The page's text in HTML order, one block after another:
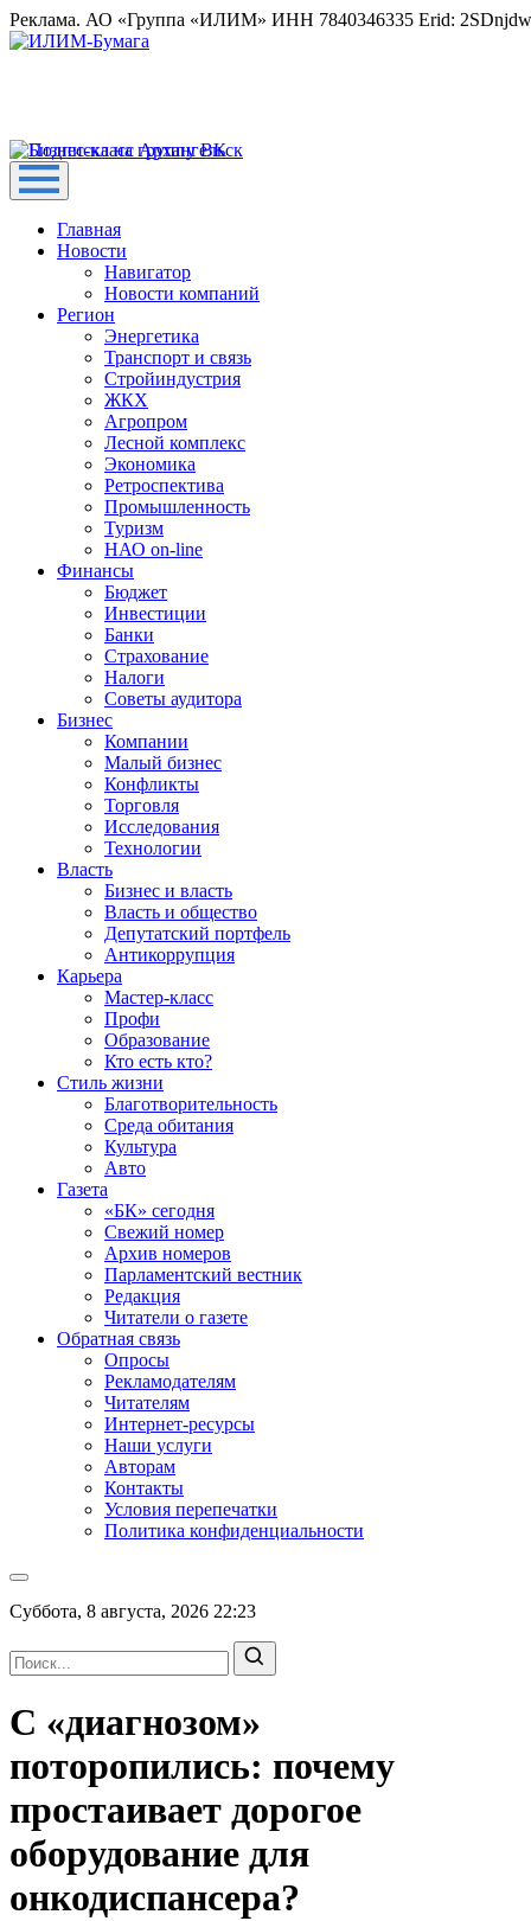
Реклама. АО «Группа «ИЛИМ» ИНН 7840346335 Erid:
Главная
Новости
Навигатор
Новости компаний
Регион
Энергетика
Транспорт и связь
Стройиндустрия
ЖКХ
Агропром
Лесной комплекс
Экономика
Ретроспектива
Промышленность
Туризм
НАО on-line
Финансы
Бюджет
Инвестиции
Банки
Страхование
Налоги
Советы аудитора
Бизнес
Компании
Малый бизнес
Конфликты
Торговля
Исследования
Технологии
Власть
Бизнес и власть
Власть и общество
Депутатский портфель
Антикоррупция
Карьера
Мастер-класс
Профи
Образование
Кто есть кто?
Стиль жизни
Благотворительность
Среда обитания
Культура
Авто
Газета
«БК» сегодня
Свежий номер
Архив номеров
Парламентский вестник
Редакция
Читатели о газете
Обратная связь
Опросы
Рекламодателям
Читателям
Интернет-ресурсы
Наши услуги
Авторам
Контакты
Условия перепечатки
Политика конфиденциальности
Суббота, 8 августа, 2026 22:23
С «диагнозом»
поторопились: почему
простаивает дорогое
оборудование для
онкодиспансера?